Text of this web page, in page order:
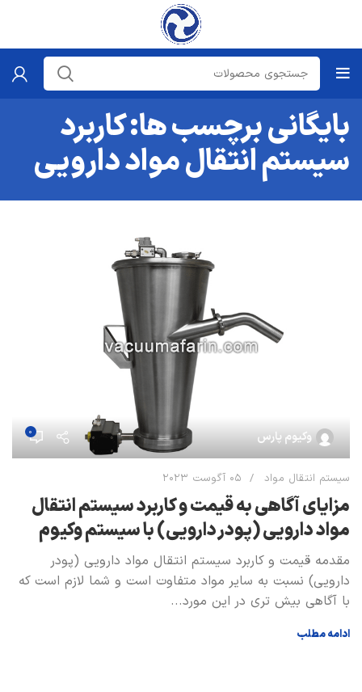
بایگانی برچسب ها: کاربرد
سیستم انتقال مواد دارویی
وکیوم پارس 0
سیستم انتقال مواد 05 آگوست 2023
مزايای آگاهی به قیمت و کاربرد سیستم انتقال
مواد دارویی (پودر دارویی) با سيستم وكيوم
مقدمه قیمت و کاربرد سیستم انتقال مواد دارویی (پودر
دارویی) نسبت به ساير مواد متفاوت است و شما لازم است كه
با آگاهی بيش تری در اين مورد...
ادامه مطلب